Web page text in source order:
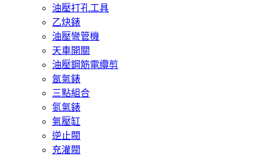
油壓打孔工具
乙炔錶
油壓彎管機
天車開關
油壓鋼筋電纜剪
氬氣錶
三點組合
氮氣錶
氣壓缸
逆止閥
充灌閥